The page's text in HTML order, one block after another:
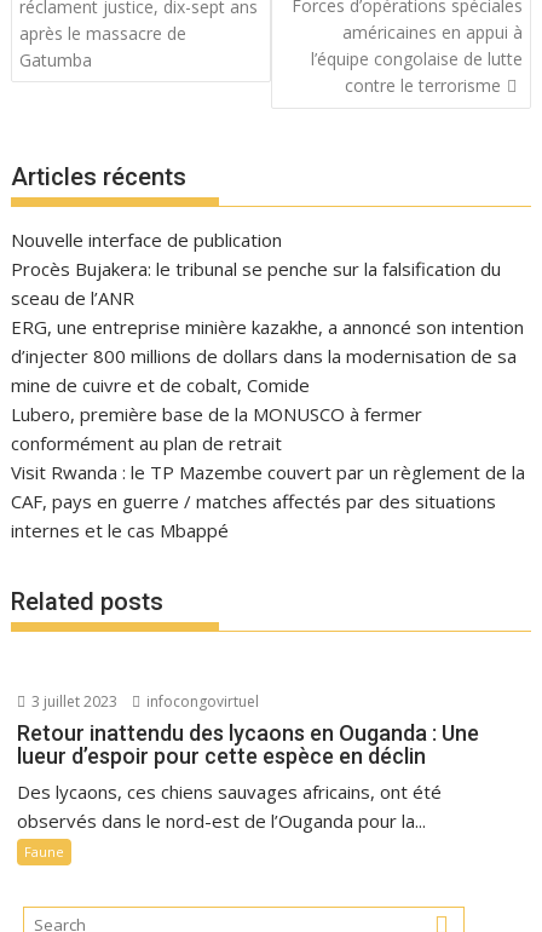
l’article
réclament justice, dix-sept ans
après le massacre de
Gatumba
Forces d’opérations spéciales
américaines en appui à
l’équipe congolaise de lutte
contre le terrorisme
Articles récents
Nouvelle interface de publication
Procès Bujakera: le tribunal se penche sur la falsification du
sceau de l’ANR
ERG, une entreprise minière kazakhe, a annoncé son intention
d’injecter 800 millions de dollars dans la modernisation de sa
mine de cuivre et de cobalt, Comide
Lubero, première base de la MONUSCO à fermer
conformément au plan de retrait
Visit Rwanda : le TP Mazembe couvert par un règlement de la
CAF, pays en guerre / matches affectés par des situations
internes et le cas Mbappé
Related posts
3 juillet 2023 infocongovirtuel
Retour inattendu des lycaons en Ouganda : Une
lueur d’espoir pour cette espèce en déclin
Des lycaons, ces chiens sauvages africains, ont été
observés dans le nord-est de l’Ouganda pour la...
Faune